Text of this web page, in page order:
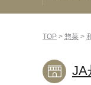
TOP > 惣菜 >
JA